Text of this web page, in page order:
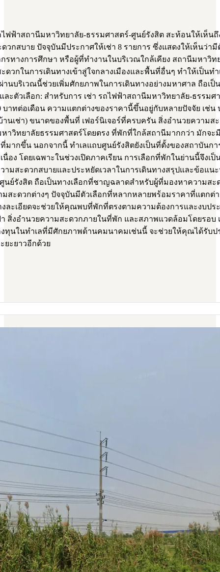
ฟฟ้าสถานีมหาวิทยาลัย-ธรรมศาสตร์-ศูนย์รังสิต สะท้อนให้เห็น
กสบาย ปัจจุบันมีประกาศให้เช่า 8 รายการ ซึ่งแสดงให้เห็นว่า
รทางการศึกษา หรือผู้ที่ทำงานในบริเวณใกล้เคียง สถานีมหาวิท
วกในการเดินทางเข้าสู่ใจกลางเมืองและพื้นที่อื่นๆ ทำให้เป็นท
านบริเวณนี้ช่วยเพิ่มศักยภาพในการเดินทางอย่างมหาศาล ถือเ
ตัวเลือก: สำหรับการ เช่า รถไฟฟ้าสถานีมหาวิทยาลัย-ธรรมศ
บาทต่อเดือน ความแตกต่างของราคานี้ขึ้นอยู่กับหลายปัจจัย เช่น
นเช่า) ขนาดของพื้นที่ เฟอร์นิเจอร์ที่ครบครัน สิ่งอำนวยความส
าวิทยาลัยธรรมศาสตร์โดยตรง ที่พักที่ใกล้สถานีมากกว่า มักจะ
มากขึ้น นอกจากนี้ ทำเลแถบศูนย์รังสิตยังเป็นที่ตั้งของสถาบันก
นื่อง โดยเฉพาะในช่วงเปิดภาคเรียน การเลือกที่พักในย่านนี้จึง
มสะดวกสบายและประหยัดเวลาในการเดินทางสรุปและข้อแน
ย์รังสิต ถือเป็นทางเลือกที่ชาญฉลาดสำหรับผู้ที่มองหาความสะ
สะดวกต่างๆ ปัจจุบันมีตัวเลือกที่หลากหลายพร้อมราคาที่แตกต่า
งละเอียดจะช่วยให้คุณพบที่พักที่ตรงตามความต้องการและงบป
สิ่งอำนวยความสะดวกภายในที่พัก และสภาพแวดล้อมโดยรอบ
ทุนในทำเลที่มีศักยภาพด้านคมนาคมเช่นนี้ จะช่วยให้คุณได้รับป
ยะยาวอีกด้วย